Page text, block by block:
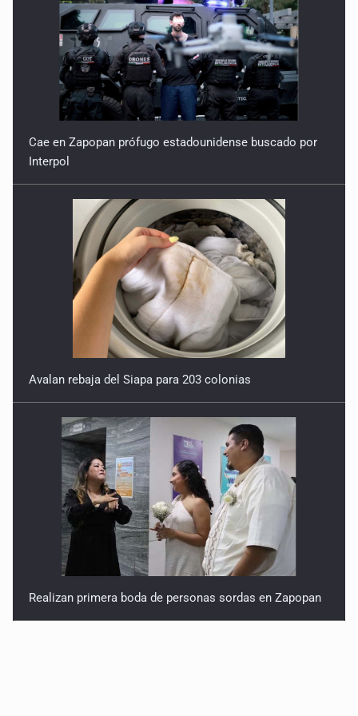
17 de Febrero de 2026
La seguridad, el silencio y el espejismo
10 de Febrero de 2026
Cae en Zapopan prófugo estadounidense buscado por
Interpol
Avalan rebaja del Siapa para 203 colonias
Realizan primera boda de personas sordas en Zapopan